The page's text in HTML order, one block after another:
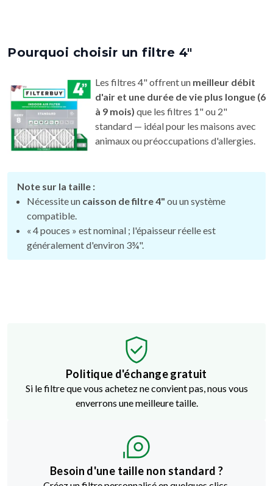
Pourquoi choisir un filtre 4"
Les filtres 4" offrent un meilleur débit
d'air et une durée de vie plus longue (6
à 9 mois) que les filtres 1" ou 2"
standard — idéal pour les maisons avec
animaux ou préoccupations d'allergies.
Note sur la taille :
Nécessite un caisson de filtre 4" ou un système
compatible.
« 4 pouces » est nominal ; l'épaisseur réelle est
généralement d'environ 3¾".
Politique d'échange gratuit
Si le filtre que vous achetez ne convient pas, nous vous
enverrons une meilleure taille.
Besoin d'une taille non standard ?